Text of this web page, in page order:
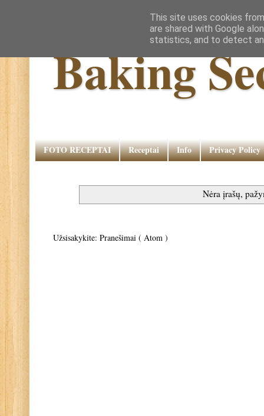
Baking
FOTO RECEPTAI Receptai Info Privacy Policy
Nėra įrašų,
Užsisakykite: Pranešimai ( Atom )
This site uses cookies
are shared with Google
statistics, and to detect